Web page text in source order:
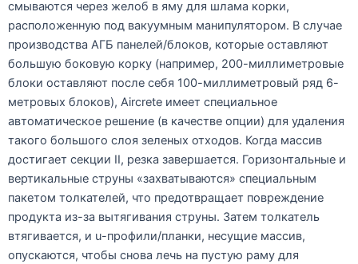
смываются через желоб в яму для шлама корки,
расположенную под вакуумным манипулятором. В случае
производства АГБ панелей/блоков, которые оставляют
большую боковую корку (например, 200-миллиметровые
блоки оставляют после себя 100-миллиметровый ряд 6-
метровых блоков), Aircrete имеет специальное
автоматическое решение (в качестве опции) для удаления
такого большого слоя зеленых отходов. Когда массив
достигает секции II, резка завершается. Горизонтальные и
вертикальные струны «захватываются» специальным
пакетом толкателей, что предотвращает повреждение
продукта из-за вытягивания струны. Затем толкатель
втягивается, и u-профили/планки, несущие массив,
опускаются, чтобы снова лечь на пустую раму для